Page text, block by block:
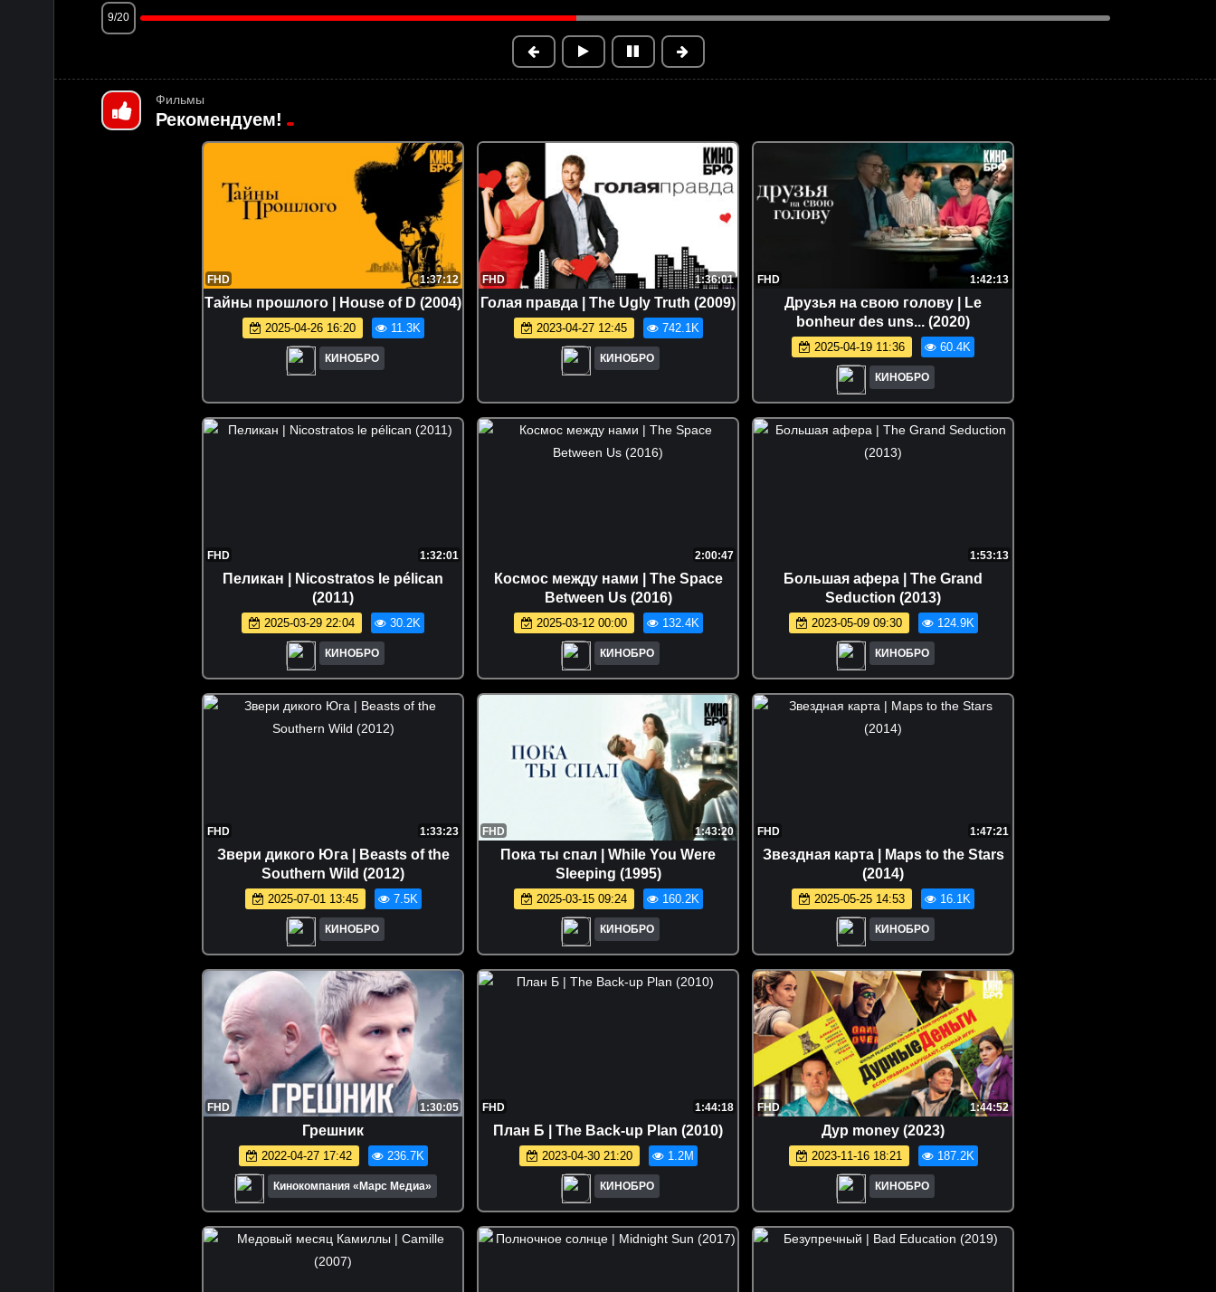
9/20
Фильмы
Рекомендуем!
FHD 1:37:12
Тайны прошлого | House of D (2004)
2025-04-26 16:20 11.3K
КИНОБРО
FHD 1:36:01
Голая правда | The Ugly Truth (2009)
2023-04-27 12:45 742.1K
КИНОБРО
FHD 1:42:13
Друзья на свою голову | Le
bonheur des uns... (2020)
2025-04-19 11:36 60.4K
КИНОБРО
FHD 1:32:01
Пеликан | Nicostratos le pélican
(2011)
2025-03-29 22:04 30.2K
КИНОБРО
2:00:47
Космос между нами | The Space
Between Us (2016)
2025-03-12 00:00 132.4K
КИНОБРО
1:53:13
Большая афера | The Grand
Seduction (2013)
2023-05-09 09:30 124.9K
КИНОБРО
FHD 1:33:23
Звери дикого Юга | Beasts of the
Southern Wild (2012)
2025-07-01 13:45 7.5K
КИНОБРО
FHD 1:43:20
Пока ты спал | While You Were
Sleeping (1995)
2025-03-15 09:24 160.2K
КИНОБРО
FHD 1:47:21
Звездная карта | Maps to the Stars
(2014)
2025-05-25 14:53 16.1K
КИНОБРО
FHD 1:30:05
Грешник
2022-04-27 17:42 236.7K
Кинокомпания «Марс Медиа»
FHD 1:44:18
План Б | The Back-up Plan (2010)
2023-04-30 21:20 1.2M
КИНОБРО
FHD 1:44:52
Дур monеy (2023)
2023-11-16 18:21 187.2K
КИНОБРО